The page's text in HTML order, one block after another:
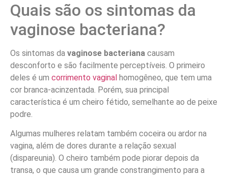
Quais são os sintomas da
vaginose bacteriana?
Os sintomas da vaginose bacteriana causam
desconforto e são facilmente perceptíveis. O primeiro
deles é um corrimento vaginal homogêneo, que tem uma
cor branca-acinzentada. Porém, sua principal
característica é um cheiro fétido, semelhante ao de peixe
podre.
Algumas mulheres relatam também coceira ou ardor na
vagina, além de dores durante a relação sexual
(dispareunia). O cheiro também pode piorar depois da
transa, o que causa um grande constrangimento para a